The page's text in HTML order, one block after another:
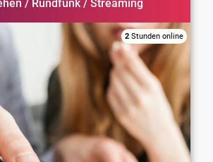
/ Rundfunk / Streaming
2 Stunden online